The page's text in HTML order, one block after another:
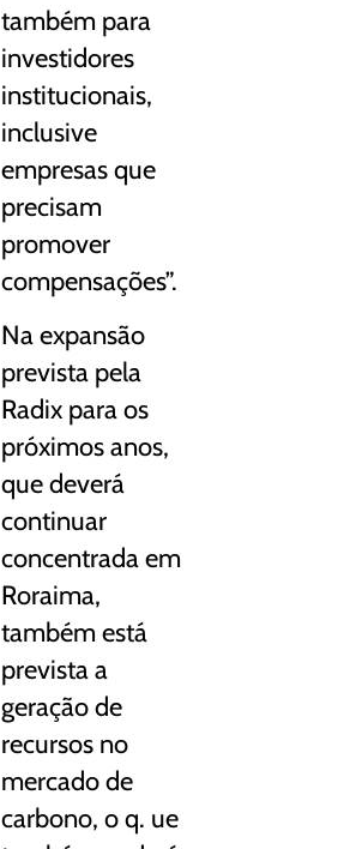
também para
investidores
institucionais,
inclusive
empresas que
precisam
promover
compensações”.
Na expansão
prevista pela
Radix para os
próximos anos,
que deverá
continuar
concentrada em
Roraima,
também está
prevista a
geração de
recursos no
mercado de
carbono, o q. ue